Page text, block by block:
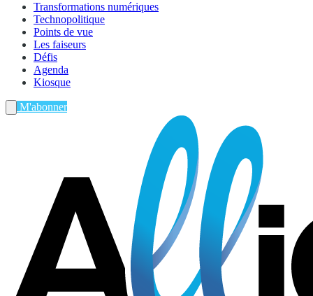
Transformations numériques
Technopolitique
Points de vue
Les faiseurs
Défis
Agenda
Kiosque
M'abonner